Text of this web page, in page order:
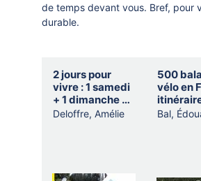
de temps devant vous. Bref, pour
durable.
thematique
2 jours pour
vivre : 1 samedi
+ 1 dimanche +
parfois 1 RTT
Deloffre, Amélie
500
vélo en
Bal,